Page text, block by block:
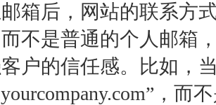
箱后，网站的联系方
不是普通的个人邮箱
户的信任感。比如，
”，而